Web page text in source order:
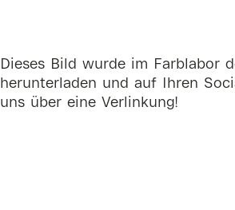
Dieses Bild wurde im Farblabor
herunterladen und auf Ihren
uns über eine Verlinkung!